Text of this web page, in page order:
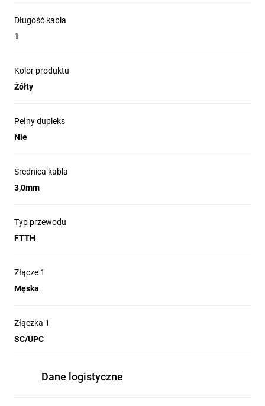
Cechy patchcordów:
Powtarzalność parametrów
Długość kabla
1
Kolor produktu
Żółty
Pełny dupleks
Nie
Średnica kabla
3,0mm
Typ przewodu
FTTH
Złącze 1
Męska
Złączka 1
SC/UPC
Dane logistyczne